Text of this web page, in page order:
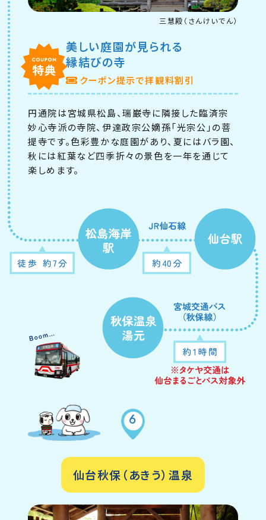
三慧殿（さんけいでん）
美しい庭園が見られる
縁結びの寺
クーポン提示で拝観料割引
円通院は宮城県松島、瑞巌寺に隣接した臨済宗
妙心寺派の寺院、伊達政宗公嫡孫「光宗公」の菩
提寺です。色彩豊かな庭園があり、夏にはバラ園、
秋には紅葉など四季折々の景色を一年を通じて
楽しめます。
6
仙台秋保（あきう）温泉